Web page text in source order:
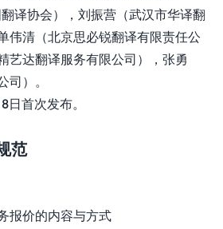
译协会），刘振营（武汉市华译翻
伟清（北京思必锐翻译有限责任公
艺达翻译服务有限公司），张勇
司）。
首次发布。
范
报价的内容与方式